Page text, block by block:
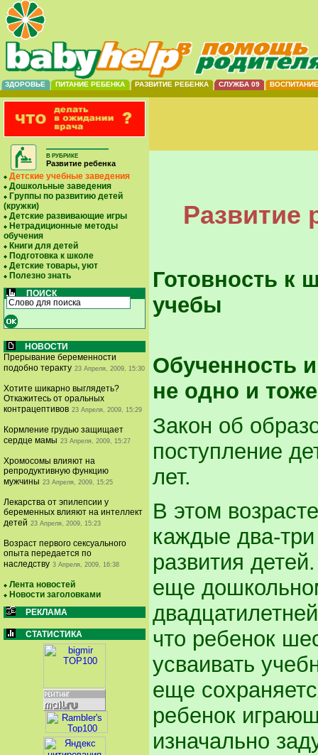
ЗДОРОВЬЕ ПИТАНИЕ РЕБЕНКА РАЗВИТИЕ РЕБЕНКА СЛУЖБА 09 ВОСПИТАНИЕ
В РУБРИКЕ
Развитие ребенка
Детские учебные заведения
Дошкольные заведения
Группы по развитию детей
(кружки)
Детские развивающие игры
Нетрадиционные методы
обучения
Книги для детей
Подготовка к школе
Детские товары, уют
Полезно знать
ПОИСК
НОВОСТИ
Прерывание беременности
подобно теракту 23 Апреля, 2009, 15:30
Хотите шикарно выглядеть?
Откажитесь от оральных
контрацептивов 23 Апреля, 2009, 15:29
Кормление грудью защищает
сердце мамы 23 Апреля, 2009, 15:27
Хромосомы влияют на
репродуктивную функцию
мужчины 23 Апреля, 2009, 15:25
Лекарства от эпилепсии у
беременных влияют на интеллект
детей 23 Апреля, 2009, 15:23
Возраст первого сексуального
опыта передается по
наследству 3 Апреля, 2009, 16:38
Лента новостей
Новости заголовками
РЕКЛАМА
СТАТИСТИКА
Развитие
Готовность к
учебы
Обученность
не одно и
Закон об
поступление
лет.
В этом
каждые два-
развития
еще
что ребенок
усваивать
еще
ребенок
изначально